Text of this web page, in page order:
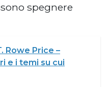
spegnere
Rowe Price –
e i temi su cui